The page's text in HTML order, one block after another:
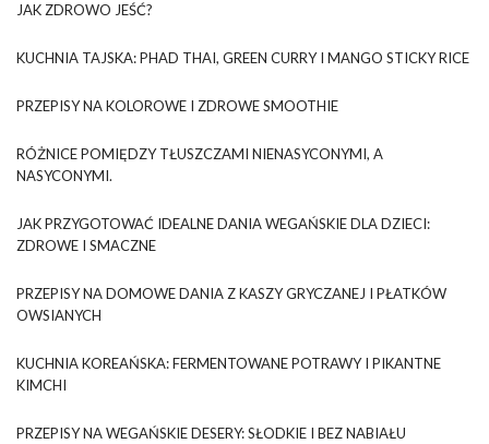
JAK ZDROWO JEŚĆ?
KUCHNIA TAJSKA: PHAD THAI, GREEN CURRY I MANGO STICKY RICE
PRZEPISY NA KOLOROWE I ZDROWE SMOOTHIE
RÓŻNICE POMIĘDZY TŁUSZCZAMI NIENASYCONYMI, A
NASYCONYMI.
JAK PRZYGOTOWAĆ IDEALNE DANIA WEGAŃSKIE DLA DZIECI:
ZDROWE I SMACZNE
PRZEPISY NA DOMOWE DANIA Z KASZY GRYCZANEJ I PŁATKÓW
OWSIANYCH
KUCHNIA KOREAŃSKA: FERMENTOWANE POTRAWY I PIKANTNE
KIMCHI
PRZEPISY NA WEGAŃSKIE DESERY: SŁODKIE I BEZ NABIAŁU